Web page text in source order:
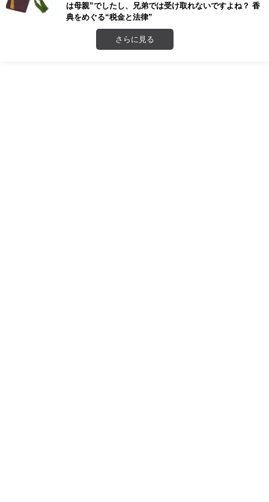
は母親”でしたし、兄弟では受け取れないですよね？ 香
典をめぐる“税金と法律”
さらに見る